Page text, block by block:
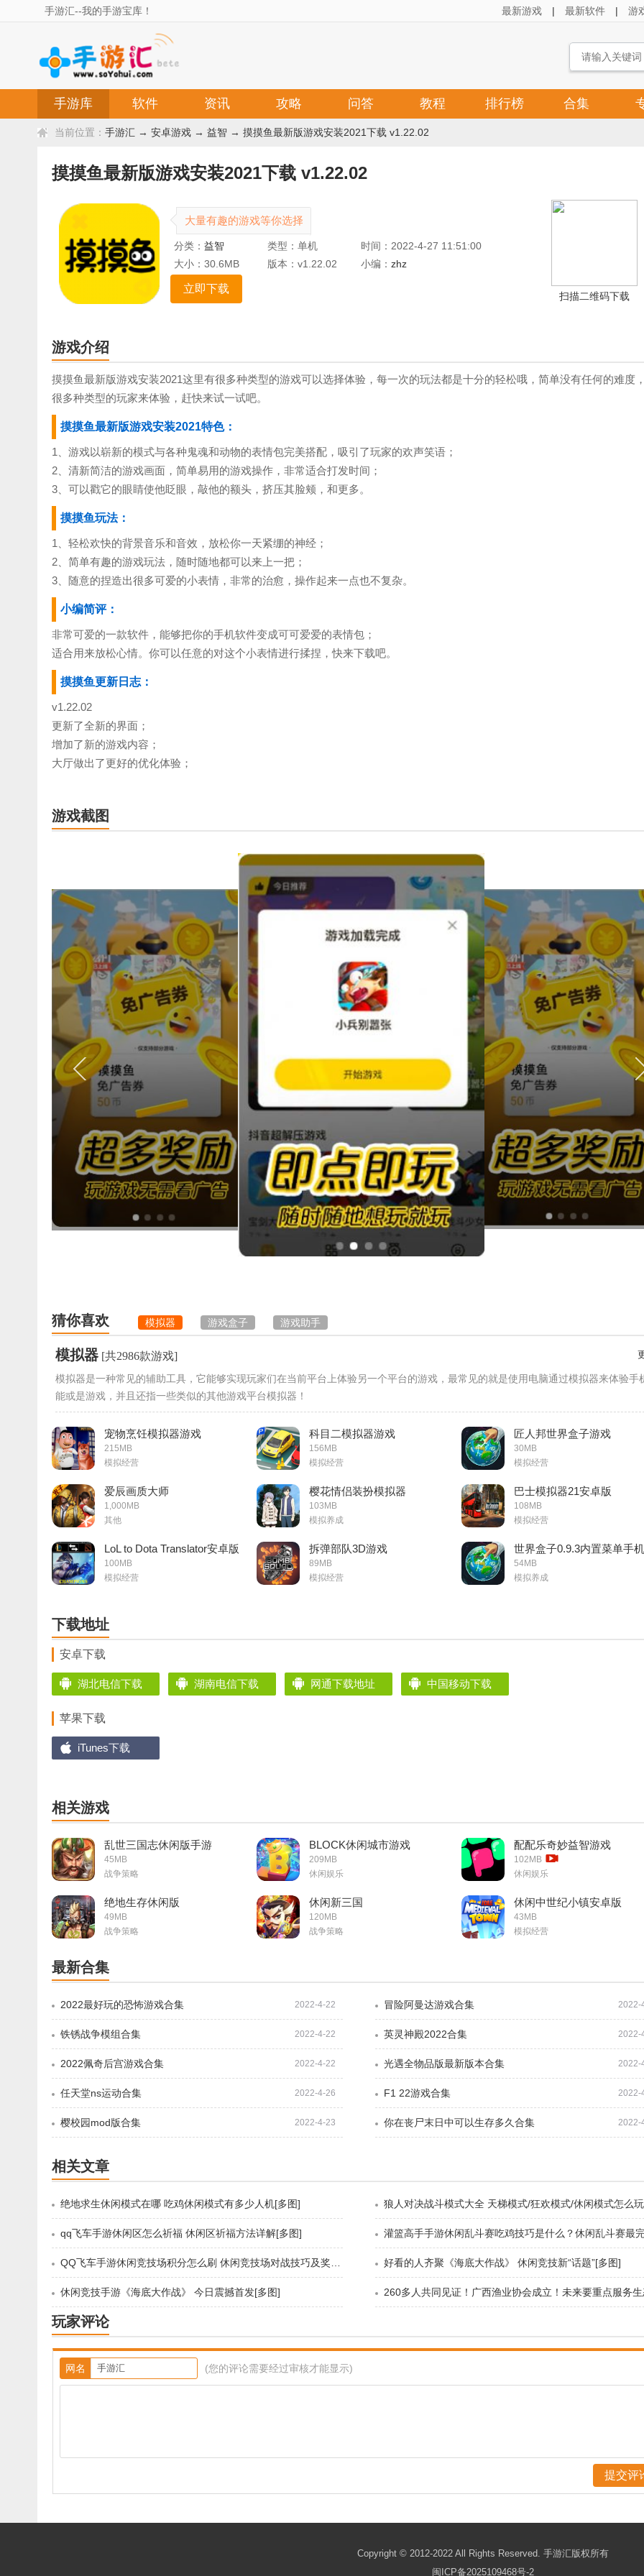
手游汇--我的手游宝库！ 最新游戏 | 最新软件 | 游
手游库 软件 资讯 攻略 问答 教程 排行榜 合集
当前位置： 手游汇 → 安卓游戏 → 益智 → 摸摸鱼最新版游戏安装2021下载 v1.22.02
摸摸鱼最新版游戏安装2021下载 v1.22.02
大量有趣的游戏等你选择
分类： 益智 类型：单机
时间：2022-4-27 11:51:00
大小：30.6MB
版本：v1.22.02 小编： zhz
立即下载
扫描二维码下载
游戏介绍
摸摸鱼最新版游戏安装2021这里有很多种类型的游戏可以选择体验，每一次的玩法都是十分的轻松哦，简单没有任何的难度
很多种类型的玩家来体验，赶快来试一试吧。
摸摸鱼最新版游戏安装2021特色：
1、游戏以崭新的模式与各种鬼魂和动物的表情包完美搭配，吸引了玩家的欢声笑语；
2、清新简洁的游戏画面，简单易用的游戏操作，非常适合打发时间；
3、可以戳它的眼睛使他眨眼，敲他的额头，挤压其脸颊，和更多。
摸摸鱼玩法：
1、轻松欢快的背景音乐和音效，放松你一天紧绷的神经；
2、简单有趣的游戏玩法，随时随地都可以来上一把；
3、随意的捏造出很多可爱的小表情，非常的治愈，操作起来一点也不复杂。
小编简评：
非常可爱的一款软件，能够把你的手机软件变成可可爱爱的表情包；
适合用来放松心情。你可以任意的对这个小表情进行揉捏，快来下载吧。
摸摸鱼更新日志：
v1.22.02
更新了全新的界面；
增加了新的游戏内容；
大厅做出了更好的优化体验；
游戏截图
猜你喜欢 模拟器 游戏盒子 游戏助手
模拟器 [共2986款游戏]
模拟器是一种常见的辅助工具，它能够实现玩家们在当前平台上体验另一个平台的游戏，最常见的就是使用电脑通过模拟器来体验手
能或是游戏，并且还指一些类似的其他游戏平台模拟器！
宠物烹饪模拟器游戏
215MB
模拟经营
科目二模拟器游戏
156MB
模拟经营
匠人邦世界盒子游戏
30MB
模拟经营
爱辰画质大师
1,000MB
其他
樱花情侣装扮模拟器
103MB
模拟养成
巴士模拟器21安卓版
108MB
模拟经营
LoL to Dota Translator安卓版
100MB
模拟经营
拆弹部队3D游戏
89MB
模拟经营
世界盒子0.9.3内置菜单手
54MB
模拟养成
下载地址
安卓下载
湖北电信下载 湖南电信下载 网通下载地址 中国移动下载
苹果下载
iTunes下载
相关游戏
乱世三国志休闲版手游
45MB
战争策略
BLOCK休闲城市游戏
209MB
休闲娱乐
配配乐奇妙益智游戏
102MB
休闲娱乐
绝地生存休闲版
49MB
战争策略
休闲新三国
120MB
战争策略
休闲中世纪小镇安卓版
43MB
模拟经营
最新合集
2022最好玩的恐怖游戏合集 2022-4-22 冒险阿曼达游戏合集 2022-
铁锈战争模组合集 2022-4-22 英灵神殿2022合集 2022-
2022佩奇后宫游戏合集 2022-4-22 光遇全物品版最新版本合集 2022-
任天堂ns运动合集 2022-4-26 F1 22游戏合集 2022-
樱校园mod版合集 2022-4-23 你在丧尸末日中可以生存多久合集 2022-
相关文章
绝地求生休闲模式在哪 吃鸡休闲模式有多少人机[多图]
qq飞车手游休闲区怎么祈福 休闲区祈福方法详解[多图]
好看的人齐聚《海底大作战》 休闲竞技新“话题”[多图]
休闲竞技手游《海底大作战》 今日震撼首发[多图]
玩家评论
网名 (您的评论需要经过审核才能显示)
Copyright © 2012-2022 All Rights Reserved. 手游汇版权所有
闽ICP备2025109468号-2